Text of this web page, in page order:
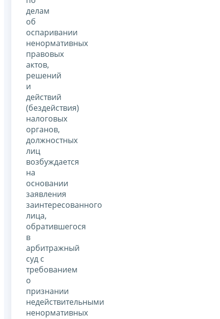
делам
об
оспаривании
ненормативных
правовых
актов,
решений
и
действий
(бездействия)
налоговых
органов,
должностных
лиц
возбуждается
на
основании
заявления
заинтересованного
лица,
обратившегося
в
арбитражный
суд с
требованием
о
признании
недействительными
ненормативных